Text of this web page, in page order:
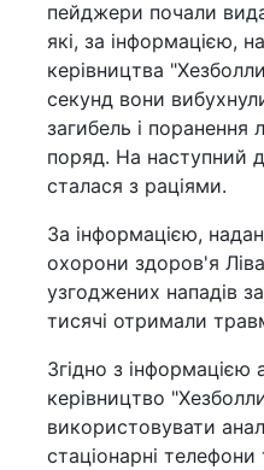
пейджери почали
які, за інформацією,
керівництва
секунд вони
загибель і
поряд. На наступний
сталася з раціями.
За інформацією,
охорони здоров'я
узгоджених нападів
тисячі отримали
Згідно з інформацією
керівництво
використовувати
стаціонарні